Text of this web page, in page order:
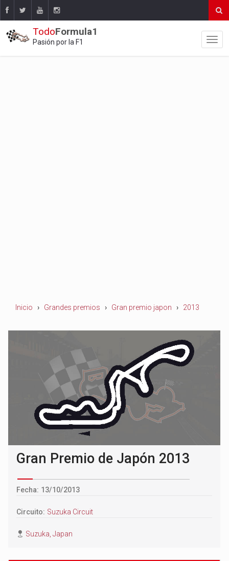
TodoFormula1
Pasión por la F1
Inicio Grandes premios Gran premio japon 2013
Gran Premio de Japón 2013
Fecha: 13/10/2013
Circuito: Suzuka Circuit
Suzuka, Japan